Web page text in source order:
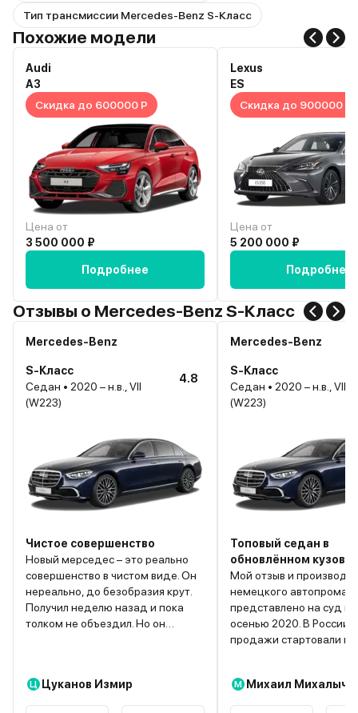
Тип трансмиссии Mercedes-Benz S-Класс
Похожие модели
Audi
A3
Скидка до 600000 Р
Цена от
3 500 000 ₽
Подробнее
Lexus
ES
Скидка до 900000 Р
Цена от
5 200 000 ₽
Подробнее
Отзывы о Mercedes-Benz S-Класс
Mercedes-Benz
S-Класс
Седан • 2020 – н.в., VII
(W223)
4.8
Чистое совершенство
Новый мерседес – это реально
совершенство в чистом виде. Он
нереально, до безобразия крут.
Получил неделю назад и пока
толком не объездил. Но он
корабль! Наворотов – масса. О
комфорте даже можно не
Ц Цуканов Измир
Mercedes-Benz
S-Класс
Седан • 2020 – н.в., VII
(W223)
Топовый седан в
обновлённом кузове
Мой отзыв и
немецкого автопрома.
представлено на суд
осенью 2020. В России
продажи стартовали в
мой. Не скрою, что
особенно нежные
М Михаил Михалыч